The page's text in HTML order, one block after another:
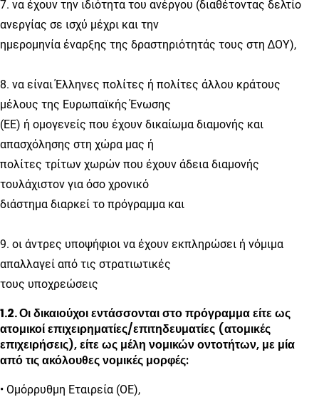
7. να έχουν την ιδιότητα του ανέργου (διαθέτοντας δελτίο
ανεργίας σε ισχύ μέχρι και την
ημερομηνία έναρξης της δραστηριότητάς τους στη ∆ΟΥ),
8. να είναι Έλληνες πολίτες ή πολίτες άλλου κράτους
μέλους της Ευρωπαϊκής Ένωσης
(ΕΕ) ή ομογενείς που έχουν δικαίωμα διαμονής και
απασχόλησης στη χώρα μας ή
πολίτες τρίτων χωρών που έχουν άδεια διαμονής
τουλάχιστον για όσο χρονικό
διάστημα διαρκεί το πρόγραμμα και
9. οι άντρες υποψήφιοι να έχουν εκπληρώσει ή νόμιμα
απαλλαγεί από τις στρατιωτικές
τους υποχρεώσεις
1.2.Οι δικαιούχοι εντάσσονται στο πρόγραμμα είτε ως
ατομικοί επιχειρηματίες/επιτηδευματίες (ατομικές
επιχειρήσεις), είτε ως μέλη νομικών οντοτήτων, με μία
από τις ακόλουθες νομικές μορφές:
• Ομόρρυθμη Εταιρεία (ΟΕ),